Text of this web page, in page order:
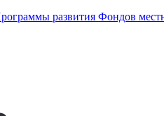
развития Фондов